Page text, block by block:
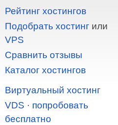
Рейтинг хостингов
Подобрать хостинг или
VPS
Сравнить отзывы
Каталог хостингов
Виртуальный хостинг
VDS · попробовать
бесплатно